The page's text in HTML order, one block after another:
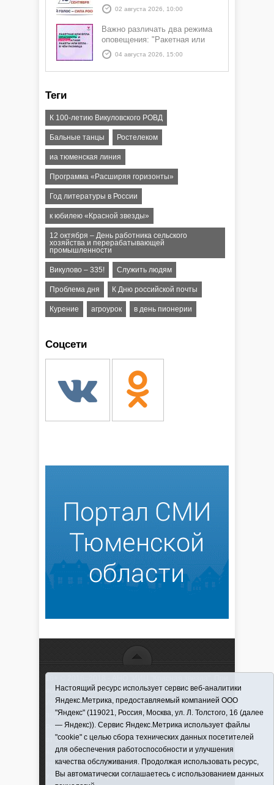
02 августа 2026, 10:00
Важно различать два режима
оповещения: "Ракетная или
БПЛА опасность" и "Угроза
атаки ракеты или БПЛА"
04 августа 2026, 15:00
Теги
К 100-летию Викуловского РОВД
Бальные танцы Ростелеком
иа тюменская линия
Программа «Расширяя горизонты»
Год литературы в России
к юбилею «Красной звезды»
12 октября – День работника сельского
хозяйства и перерабатывающей
промышленности
Викулово – 335! Служить людям
Проблема дня К Дню российской почты
Курение агроурок в день пионерии
Соцсети
использовании материалов ссылка обязательна
Информационная лента выходит при финансовой
поддержке правительства Тюменской области
Регистрационный номер СМИ ЭЛ № ФС 77-66066
от 10.06. 2016 г. выдано Федеральной службой по
надзору в сфере связи, информационных
технологий и массовых коммуникаций.
Учредитель (соучредители) Автономная
Настоящий ресурс использует сервис веб-аналитики
Яндекс.Метрика, предоставляемый компанией ООО
"Яндекс" (119021, Россия, Москва, ул. Л. Толстого, 16 (далее
— Яндекс)). Сервис Яндекс.Метрика использует файлы
"cookie" с целью сбора технических данных посетителей
для обеспечения работоспособности и улучшения
качества обслуживания. Продолжая использовать ресурс,
Вы автоматически соглашаетесь с использованием данных